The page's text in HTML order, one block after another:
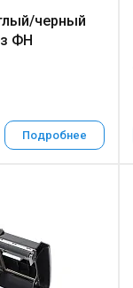
черный
ФН
Подробнее